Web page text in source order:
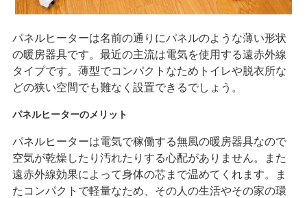
パネルヒーターは名前の通りにパネルのような薄い形状
の暖房器具です。最近の主流は電気を使用する遠赤外線
タイプです。薄型でコンパクトなためトイレや脱衣所な
どの狭い空間でも難なく設置できるでしょう。
パネルヒーターのメリット
パネルヒーターは電気で稼働する無風の暖房器具なので
空気が乾燥したり汚れたりする心配がありません。また
遠赤外線効果によって身体の芯まで温めてくれます。ま
たコンパクトで軽量なため、その人の生活やその家の環